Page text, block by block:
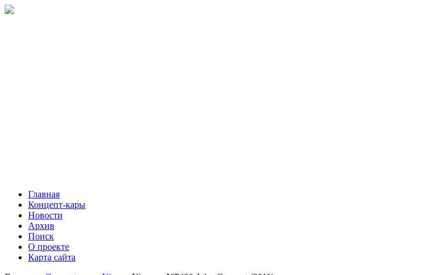
Главная
Концепт-кары
Новости
Архив
Поиск
О проекте
Карта сайта